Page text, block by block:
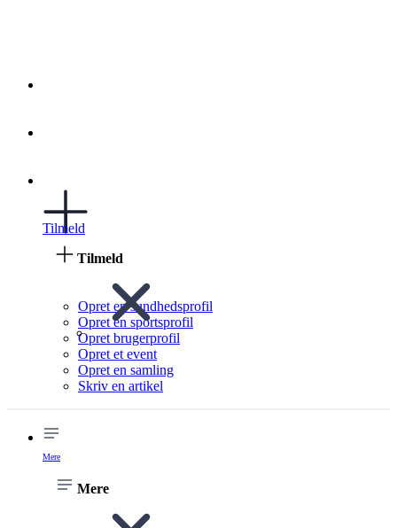
Tilmeld
Tilmeld
Opret en sundhedsprofil
Opret en sportsprofil
Opret brugerprofil
Opret et event
Opret en samling
Skriv en artikel
Mere
Mere